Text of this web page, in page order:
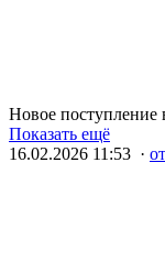
Новое поступление
Показать ещё
16.02.2026 11:53 ·